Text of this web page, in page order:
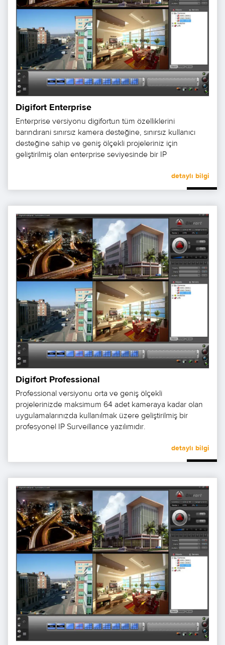
Digifort Enterprise
Enterprise versiyonu digifortun tüm özelliklerini
barındırani sınırsız kamera desteğine, sınırsız kullanıcı
desteğine sahip ve geniş ölçekli projeleriniz için
geliştirilmiş olan enterprise seviyesinde bir IP
detaylı bilgi
Digifort Professional
Professional versiyonu orta ve geniş ölçekli
projelerinizde maksimum 64 adet kameraya kadar olan
uygulamalarınızda kullanılmak üzere geliştirilmiş bir
profesyonel IP Surveillance yazılımıdır.
detaylı bilgi